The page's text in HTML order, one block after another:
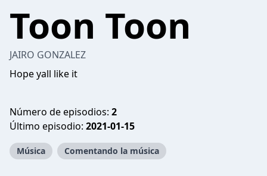
Toon Toon
JAIRO GONZALEZ
Hope yall like it
Número de episodios: 2
Último episodio: 2021-01-15
Música Comentando la música